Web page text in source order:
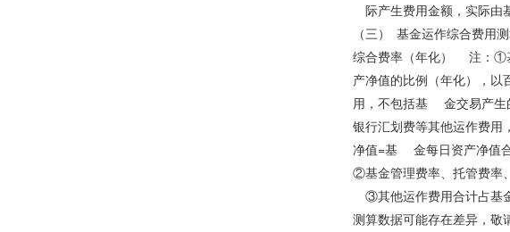
际产生费用金额，实际由
（三） 基金运作综合
综合费率（年化） 注：①
产净值的比例（年化），
用，不包括基 金交易产生
银行汇划费等其他运作费
净值=基 金每日资产净值
②基金管理费率、托管费率
③其他运作费用合计占基
测算数据可能存在差异，